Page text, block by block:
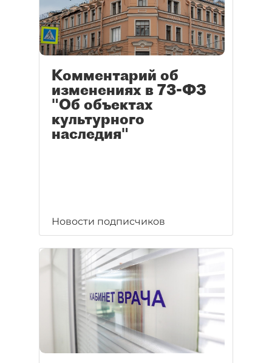
Комментарий об
изменениях в 73-ФЗ
"Об объектах
культурного
наследия"
Новости подписчиков